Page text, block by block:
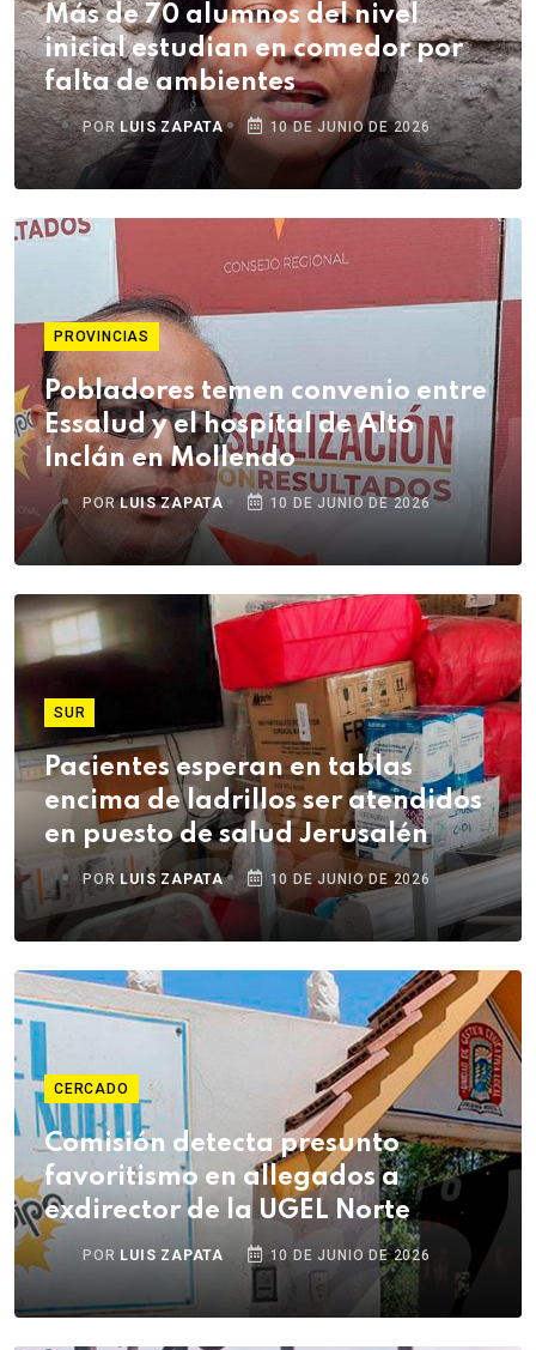
Más de 70 alumnos del nivel
inicial estudian en comedor por
falta de ambientes
POR LUIS ZAPATA 10 DE JUNIO DE 2026
PROVINCIAS
Pobladores temen convenio entre
Essalud y el hospital de Alto
Inclán en Mollendo
PORLUIS ZAPATA 10 DE JUNIO DE 2026
SUR
Pacientes esperan en tablas
encima de ladrillos ser atendidos
en puesto de salud Jerusalén
POR LUIS ZAPATA 10 DE JUNIO DE 2026
CERCADO
Comisión detecta presunto
favoritismo en allegados a
exdirector de la UGEL Norte
POR LUIS ZAPATA 10 DE JUNIO DE 2026